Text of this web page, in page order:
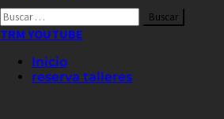
Buscar
por:
TRM YOUTUBE
Inicio
reserva talleres